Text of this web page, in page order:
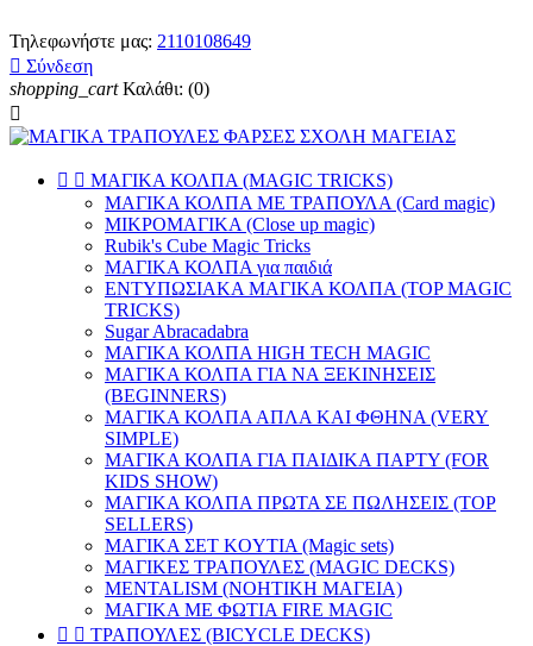
Τηλεφωνήστε μας: 2110108649
 Σύνδεση
shopping_cart Καλάθι: (0)

  ΜΑΓΙΚΑ ΚΟΛΠΑ (MAGIC TRICKS)
ΜΑΓΙΚΑ ΚΟΛΠΑ ΜΕ ΤΡΑΠΟΥΛΑ (Card magic)
ΜΙΚΡΟΜΑΓΙΚΑ (Close up magic)
Rubik's Cube Magic Tricks
ΜΑΓΙΚΑ ΚΟΛΠΑ για παιδιά
ΕΝΤΥΠΩΣΙΑΚΑ ΜΑΓΙΚΑ ΚΟΛΠΑ (TOP MAGIC
TRICKS)
Sugar Abracadabra
ΜΑΓΙΚΑ ΚΟΛΠΑ HIGH TECH MAGIC
ΜΑΓΙΚΑ ΚΟΛΠΑ ΓΙΑ ΝΑ ΞΕΚΙΝΗΣΕΙΣ
(BEGINNERS)
ΜΑΓΙΚΑ ΚΟΛΠΑ ΑΠΛΑ ΚΑΙ ΦΘΗΝΑ (VERY
SIMPLE)
ΜΑΓΙΚΑ ΚΟΛΠΑ ΓΙΑ ΠΑΙΔΙΚΑ ΠΑΡΤΥ (FOR
KIDS SHOW)
ΜΑΓΙΚΑ ΚΟΛΠΑ ΠΡΩΤΑ ΣΕ ΠΩΛΗΣΕΙΣ (TOP
SELLERS)
ΜΑΓΙΚΑ ΣΕΤ KOYTIA (Magic sets)
ΜΑΓΙΚΕΣ ΤΡΑΠΟΥΛΕΣ (MAGIC DECKS)
MENTALISM (ΝΟΗΤΙΚΗ ΜΑΓΕΙΑ)
ΜΑΓΙΚΑ ΜΕ ΦΩΤΙΑ FIRE MAGIC
  ΤΡΑΠΟΥΛΕΣ (BICYCLE DECKS)